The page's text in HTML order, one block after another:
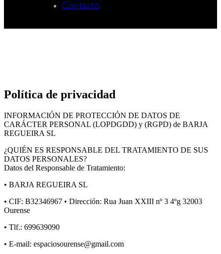
Contacto
Política de privacidad
INFORMACIÓN DE PROTECCIÓN DE DATOS DE
CARÁCTER PERSONAL (LOPDGDD) y (RGPD) de BARJA
REGUEIRA SL
¿QUIÉN ES RESPONSABLE DEL TRATAMIENTO DE SUS
DATOS PERSONALES?
Datos del Responsable de Tratamiento:
• BARJA REGUEIRA SL
• CIF: B32346967 • Dirección: Rua Juan XXIII nº 3 4ºg 32003
Ourense
• Tlf.: 699639090
• E-mail: espaciosourense@gmail.com